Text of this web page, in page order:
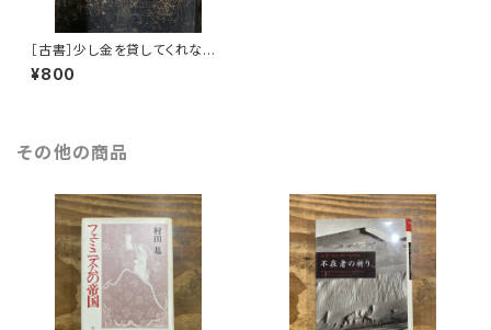
［古書］少し金を貸してくれない
か
¥800
その他の商品